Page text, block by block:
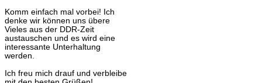
Komm einfach mal vorbei! Ich
denke wir können uns übere
Vieles aus der DDR-Zeit
austauschen und es wird eine
interessante Unterhaltung
werden.
Ich freu mich drauf und verbleibe